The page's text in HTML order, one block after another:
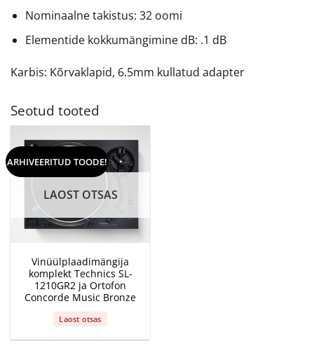
Nominaalne takistus: 32 oomi
Elementide kokkumängimine dB: .1 dB
Karbis: Kõrvaklapid, 6.5mm kullatud adapter
Seotud tooted
ARHIVEERITUD TOODE!
LAOST OTSAS
Vinüülplaadimängija
komplekt Technics SL-
1210GR2 ja Ortofon
Concorde Music Bronze
Laost otsas